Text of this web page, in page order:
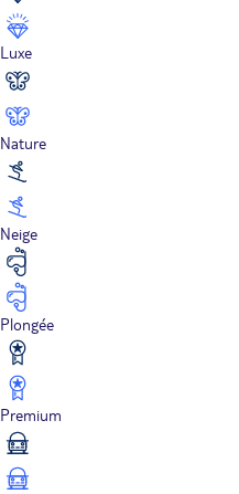
Luxe
Nature
Neige
Plongée
Premium